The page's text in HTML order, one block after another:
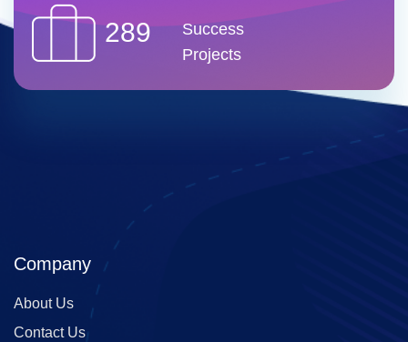
289
Success
Projects
Company
About Us
Contact Us